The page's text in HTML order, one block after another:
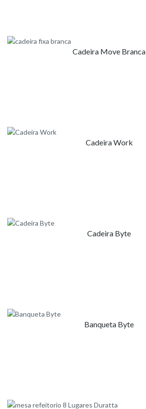
Cadeira Move Branca
Cadeira Work
Cadeira Byte
Banqueta Byte